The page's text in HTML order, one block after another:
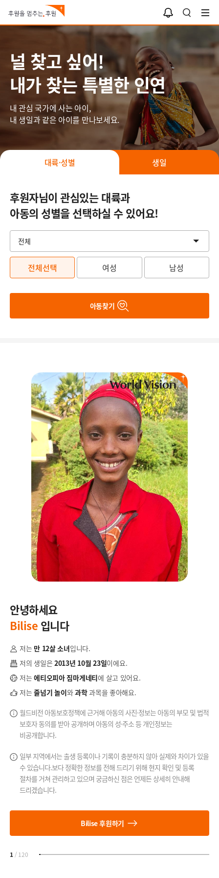
검
색
알
림
함
나와 너의 인연
널 찾고 싶어!
내가 찾는 특별한 인연
내 관심 국가에 사는 아이,
내 생일과 같은 아이를 만나보세요.
대륙·성별
후원자님이 관심있는 대륙과
아동의 성별을 선택하실 수 있어요!
전체선택 여성 남성
아동찾기
생일
안녕하세요
Bilise 입니다
저는 만 12살 소녀입니다.
저의 생일은2013년 10월 23일이에요.
저는에티오피아 짐마게네티에 살고 있어요.
저는줄넘기 놀이와과학과목을 좋아해요.
월드비전 아동보호정책에 근거해 아동의 사진·정보는 아동의 부모 및 법적
보호자 동의를 받아 공개하며 아동의 성·주소 등 개인정보는
비공개합니다.
일부 지역에서는 출생 등록이나 기록이 충분하지 않아 실제와 차이가 있을
수 있습니다.보다 정확한 정보를 전해 드리기 위해 현지 확인 및 등록
절차를 거쳐 관리하고 있으며 궁금하신 점은 언제든 상세히 안내해
드리겠습니다.
Bilise 후원하기
1/ 120